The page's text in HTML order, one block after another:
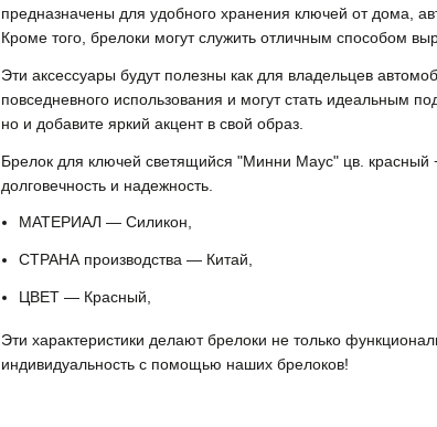
предназначены для удобного хранения ключей от дома,
Кроме того, брелоки могут служить отличным способом
Эти аксессуары будут полезны как для владельцев
повседневного использования и могут стать идеальным
но и добавите яркий акцент в свой образ.
Брелок для ключей светящийся "Минни Маус" цв. красный
долговечность и надежность.
МАТЕРИАЛ — Силикон,
СТРАНА производства — Китай,
ЦВЕТ — Красный,
Эти характеристики делают брелоки не только
индивидуальность с помощью наших брелоков!